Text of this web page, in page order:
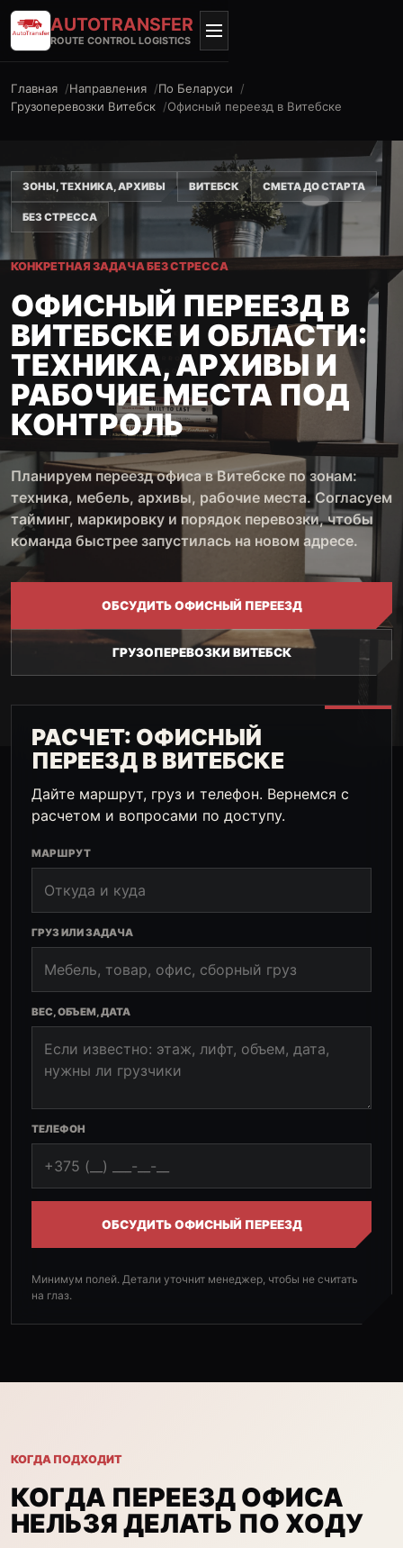
AUTOTRANSFER
ROUTE CONTROL LOGISTICS
Главная Направления
По Беларуси
Грузоперевозки Витебск
Офисный переезд в Витебске
ЗОНЫ, ТЕХНИКА, АРХИВЫ ВИТЕБСК СМЕТА ДО СТАРТА
БЕЗ СТРЕССА
КОНКРЕТНАЯ ЗАДАЧА БЕЗ СТРЕССА
ОФИСНЫЙ ПЕРЕЕЗД В
ВИТЕБСКЕ И ОБЛАСТИ:
ТЕХНИКА, АРХИВЫ И
РАБОЧИЕ МЕСТА ПОД
КОНТРОЛЬ
Планируем переезд офиса в Витебске по зонам:
техника, мебель, архивы, рабочие места. Согласуем
тайминг, маркировку и порядок перевозки, чтобы
команда быстрее запустилась на новом адресе.
ОБСУДИТЬ ОФИСНЫЙ ПЕРЕЕЗД
ГРУЗОПЕРЕВОЗКИ ВИТЕБСК
РАСЧЕТ: ОФИСНЫЙ
ПЕРЕЕЗД В ВИТЕБСКЕ
Дайте маршрут, груз и телефон. Вернемся с
расчетом и вопросами по доступу.
МАРШРУТ
ГРУЗ ИЛИ ЗАДАЧА
ВЕС, ОБЪЕМ, ДАТА
ТЕЛЕФОН
ОБСУДИТЬ ОФИСНЫЙ ПЕРЕЕЗД
Минимум полей. Детали уточнит менеджер, чтобы не считать
на глаз.
КОГДА ПОДХОДИТ
КОГДА ПЕРЕЕЗД ОФИСА
НЕЛЬЗЯ ДЕЛАТЬ ПО ХОДУ